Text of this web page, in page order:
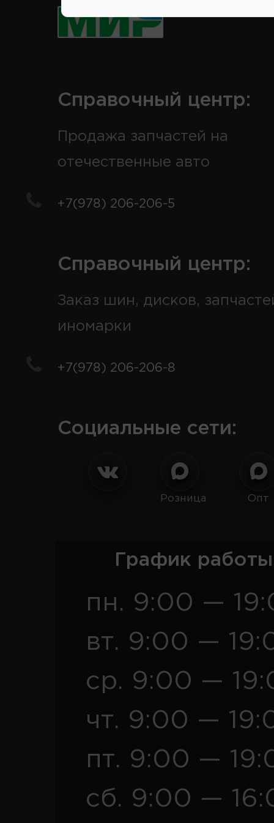
Справочный центр:
Продажа запчастей на
отечественные авто
+7(978) 206-206-5
Справочный центр:
Заказ шин, дисков,
иномарки
+7(978) 206-206-8
Социальные сети:
Розница Опт
График
пн. 9:00 —
вт. 9:00 —
ср. 9:00 —
чт. 9:00 —
пт. 9:00 —
сб. 9:00 —